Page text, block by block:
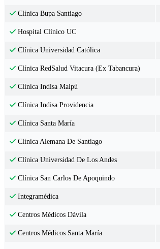
Clínica Bupa Santiago
Hospital Clínico UC
Clínica Universidad Católica
Clínica RedSalud Vitacura (Ex Tabancura)
Clínica Indisa Maipú
Clínica Indisa Providencia
Clínica Santa María
Clínica Alemana De Santiago
Clínica Universidad De Los Andes
Clínica San Carlos De Apoquindo
Integramédica
Centros Médicos Dávila
Centros Médicos Santa María